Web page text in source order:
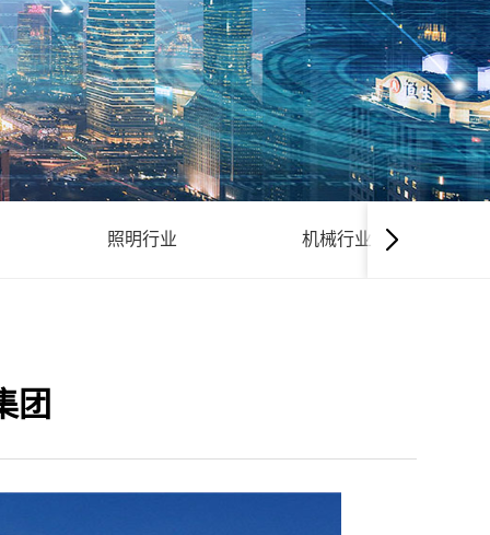
照明行业 机械行业
团